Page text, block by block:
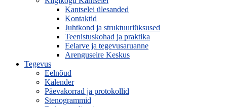
Kantselei ülesanded
Kontaktid
Juhtkond ja struktuuriüksused
Teenistuskohad ja praktika
Eelarve ja tegevusaruanne
Arenguseire Keskus
Tegevus
Eelnõud
Kalender
Päevakorrad ja protokollid
Stenogrammid